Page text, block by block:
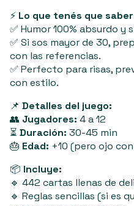
⚡ Lo que tenés que
✅ Humor 100% absurdo y
✅ Si sos mayor de 30,
con las referencias.
✅ Perfecto para risas,
con estilo.
📌 Detalles del juego:
👥 Jugadores: 4 a 12
⏳ Duración: 30-45 min
🎂 Edad: +10 (pero ojo
📦 Incluye:
🔹 442 cartas llenas de
🔹 Reglas sencillas (si es